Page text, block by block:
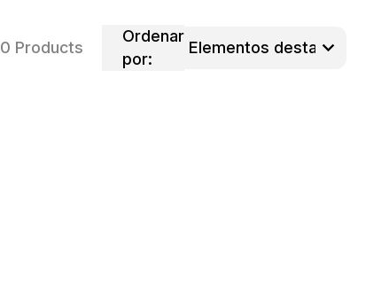
0 Products
Ordenar
por: